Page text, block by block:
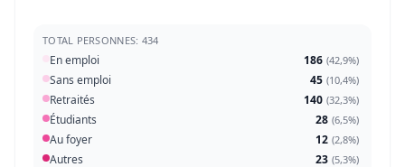
TOTAL PERSONNES: 434
En emploi 186 (42,9%)
Sans emploi 45 (10,4%)
Retraités 140 (32,3%)
Étudiants 28 (6,5%)
Au foyer 12 (2,8%)
Autres 23 (5,3%)